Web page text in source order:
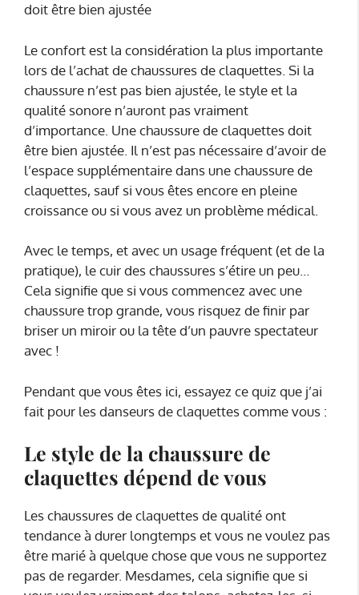
doit être bien ajustée
Le confort est la considération la plus importante
lors de l’achat de chaussures de claquettes. Si la
chaussure n’est pas bien ajustée, le style et la
qualité sonore n’auront pas vraiment
d’importance. Une chaussure de claquettes doit
être bien ajustée. Il n’est pas nécessaire d’avoir de
l’espace supplémentaire dans une chaussure de
claquettes, sauf si vous êtes encore en pleine
croissance ou si vous avez un problème médical.
Avec le temps, et avec un usage fréquent (et de la
pratique), le cuir des chaussures s’étire un peu…
Cela signifie que si vous commencez avec une
chaussure trop grande, vous risquez de finir par
briser un miroir ou la tête d’un pauvre spectateur
avec !
Pendant que vous êtes ici, essayez ce quiz que j’ai
fait pour les danseurs de claquettes comme vous :
Le style de la chaussure de
claquettes dépend de vous
Les chaussures de claquettes de qualité ont
tendance à durer longtemps et vous ne voulez pas
être marié à quelque chose que vous ne supportez
pas de regarder. Mesdames, cela signifie que si